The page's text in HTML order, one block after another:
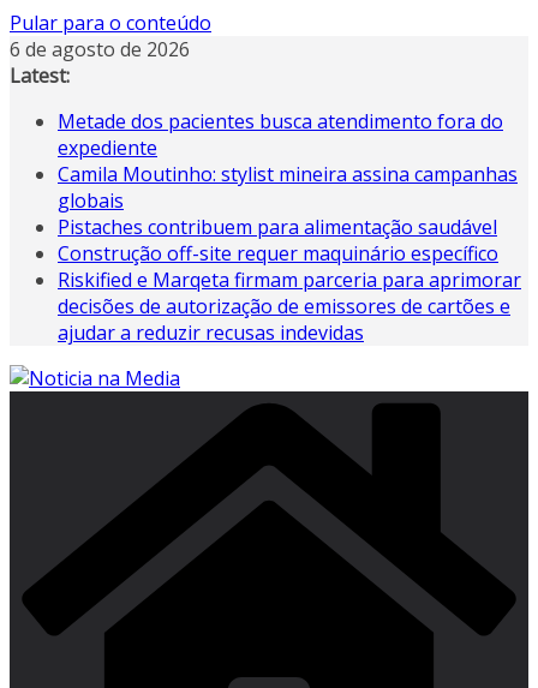
Pular para o conteúdo
6 de agosto de 2026
Latest:
Metade dos pacientes busca atendimento fora do
expediente
Camila Moutinho: stylist mineira assina campanhas
globais
Pistaches contribuem para alimentação saudável
Construção off-site requer maquinário específico
Riskified e Marqeta firmam parceria para aprimorar
decisões de autorização de emissores de cartões e
ajudar a reduzir recusas indevidas